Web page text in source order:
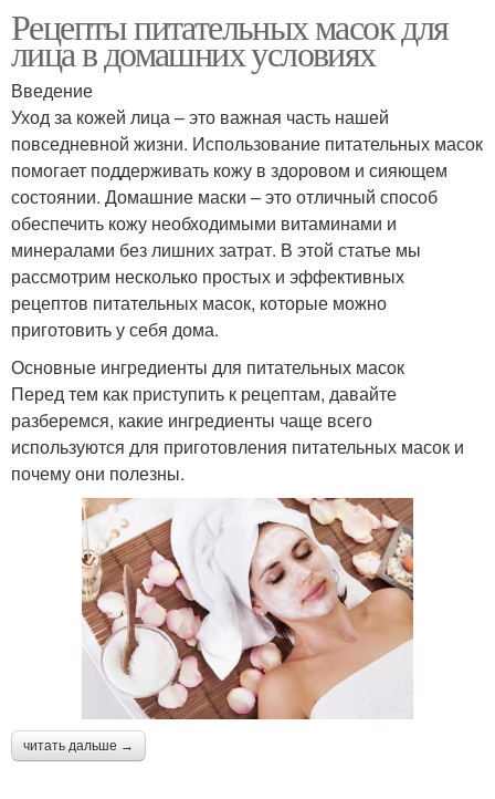
Маска против
воспалений
Маска из голубой
Маска для
восстановления
Лица с морковью
Ледяная маска
Маска от черных точек
Маски с
активированным углем
Рецепты на лице Маски от черных точек
Рецепты питательных масок для
лица в домашних условиях
Введение
Уход за кожей лица – это важная часть нашей
повседневной жизни. Использование питательных масок
помогает поддерживать кожу в здоровом и сияющем
состоянии. Домашние маски – это отличный способ
обеспечить кожу необходимыми витаминами и
минералами без лишних затрат. В этой статье мы
рассмотрим несколько простых и эффективных
рецептов питательных масок, которые можно
приготовить у себя дома.
Основные ингредиенты для питательных масок
Перед тем как приступить к рецептам, давайте
разберемся, какие ингредиенты чаще всего
используются для приготовления питательных масок и
почему они полезны.
читать дальше →